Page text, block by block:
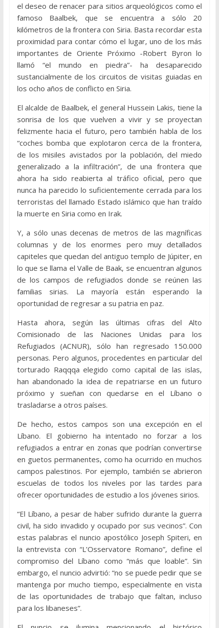
el deseo de renacer para sitios arqueológicos como el
famoso Baalbek, que se encuentra a sólo 20
kilómetros de la frontera con Siria. Basta recordar esta
proximidad para contar cómo el lugar, uno de los más
importantes de Oriente Próximo -Robert Byron lo
llamó “el mundo en piedra”- ha desaparecido
sustancialmente de los circuitos de visitas guiadas en
los ocho años de conflicto en Siria.
El alcalde de Baalbek, el general Hussein Lakis, tiene la
sonrisa de los que vuelven a vivir y se proyectan
felizmente hacia el futuro, pero también habla de los
“coches bomba que explotaron cerca de la frontera,
de los misiles avistados por la población, del miedo
generalizado a la infiltración”, de una frontera que
ahora ha sido reabierta al tráfico oficial, pero que
nunca ha parecido lo suficientemente cerrada para los
terroristas del llamado Estado islámico que han traído
la muerte en Siria como en Irak.
Y, a sólo unas decenas de metros de las magníficas
columnas y de los enormes pero muy detallados
capiteles que quedan del antiguo templo de Júpiter, en
lo que se llama el Valle de Baak, se encuentran algunos
de los campos de refugiados donde se reúnen las
familias sirias. La mayoría están esperando la
oportunidad de regresar a su patria en paz.
Hasta ahora, según las últimas cifras del Alto
Comisionado de las Naciones Unidas para los
Refugiados (ACNUR), sólo han regresado 150.000
personas. Pero algunos, procedentes en particular del
torturado Raqqqa elegido como capital de las islas,
han abandonado la idea de repatriarse en un futuro
próximo y sueñan con quedarse en el Líbano o
trasladarse a otros países.
De hecho, estos campos son una excepción en el
Líbano. El gobierno ha intentado no forzar a los
refugiados a entrar en zonas que podrían convertirse
en guetos permanentes, como ha ocurrido en muchos
campos palestinos. Por ejemplo, también se abrieron
escuelas de todos los niveles por las tardes para
ofrecer oportunidades de estudio a los jóvenes sirios.
“El Líbano, a pesar de haber sufrido durante la guerra
civil, ha sido invadido y ocupado por sus vecinos”. Con
estas palabras el nuncio apostólico Joseph Spiteri, en
la entrevista con “L’Osservatore Romano”, define el
compromiso del Líbano como “más que loable”. Sin
embargo, el nuncio advirtió: “no se puede pedir que se
mantenga por mucho tiempo, especialmente en vista
de las oportunidades de trabajo que faltan, incluso
para los libaneses”.